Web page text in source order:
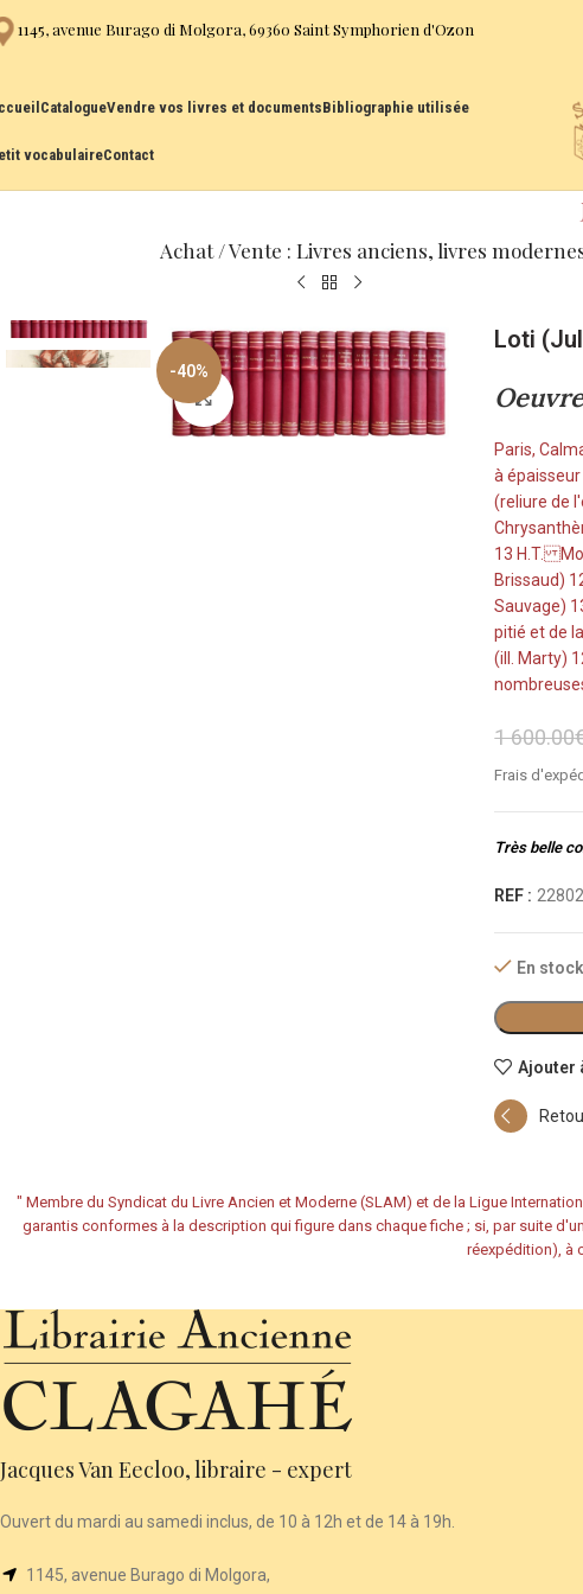
1145, avenue Burago di Molgora, 69360 Saint Symphorien d'Ozon
CatalogueVendre vos livres et documentsBibliographie utilisée
vocabulaireContact
Achat / Vente : Livres anciens, livres
-40%
Loti
Paris,
à
(reliure de
13 H.T.
Brissaud)
Sauvage)
pitié et de
(ill. Marty)
1 600.00
Frais
Très belle
REF : 22802
En stock
Ajouter
" Membre du Syndicat du Livre Ancien et Moderne (SLAM) et de la Ligue
garantis conformes à la description qui figure dans chaque fiche ; si, par suite
réexpédition), à
Jacques Van Eecloo, libraire - expert
Ouvert du mardi au samedi inclus, de 10 à 12h et de 14 à 19h.
1145, avenue Burago di Molgora,